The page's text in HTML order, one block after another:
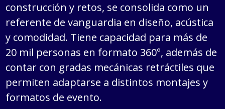
construcción y retos, se consolida como un
referente de vanguardia en diseño, acústica
y comodidad. Tiene capacidad para más de
20 mil personas en formato 360°, además de
contar con gradas mecánicas retráctiles que
permiten adaptarse a distintos montajes y
formatos de evento.